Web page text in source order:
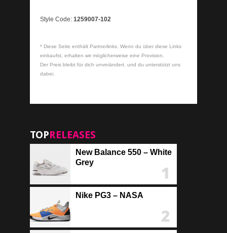
Style Code: 1259007-102
* Diese Seite enthält Partnerlinks. Wenn du über diese Links
einkaufst, erhalten wir möglicherweise eine Provision.
Der Preis bleibt für dich unverändert, und du unterstützt uns
dabei.
TOPRELEASES
New Balance 550 – White
Grey
Nike PG3 – NASA